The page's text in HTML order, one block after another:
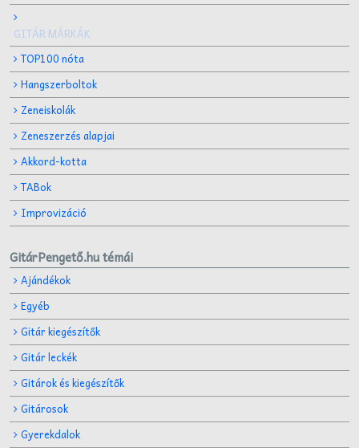
GITÁR MÁRKÁK
TOP100 nóta
Hangszerboltok
Zeneiskolák
Zeneszerzés alapjai
Akkord-kotta
TABok
Improvizáció
GitárPengető.hu témái
Ajándékok
Egyéb
Gitár kiegészítők
Gitár leckék
Gitárok és kiegészítők
Gitárosok
Gyerekdalok